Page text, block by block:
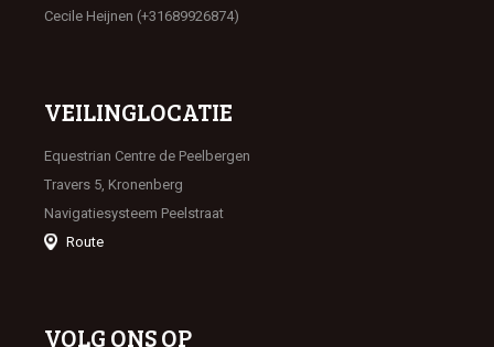
Cecile Heijnen (+31689926874)
VEILINGLOCATIE
Equestrian Centre de Peelbergen
Travers 5, Kronenberg
Navigatiesysteem Peelstraat
Route
VOLG ONS OP